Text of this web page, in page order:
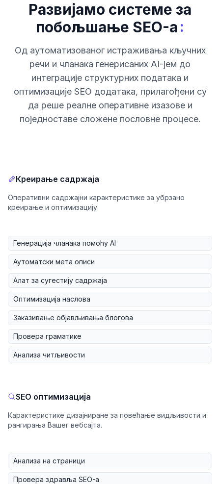
Развијамо системе за
побољшање SEO-а:
Од аутоматизованог истраживања кључних
речи и чланака генерисаних AI-јем до
интеграције структурних података и
оптимизације SEO додатака, прилагођени су
да реше реалне оперативне изазове и
поједноставе сложене пословне процесе.
Креирање садржаја
Оперативни садржајни карактеристике за убрзано
креирање и оптимизацију.
Генерација чланака помоћу AI
Аутоматски мета описи
Алат за сугестију садржаја
Оптимизација наслова
Заказивање објављивања блогова
Провера граматике
Анализа читљивости
SEO оптимизација
Карактеристике дизајниране за повећање видљивости и
рангирања Вашег вебсајта.
Анализа на страници
Провера здравља SEO-а